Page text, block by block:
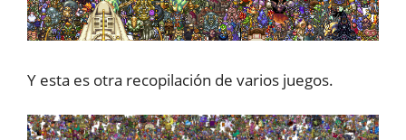
Y esta es otra recopilación de varios juegos.